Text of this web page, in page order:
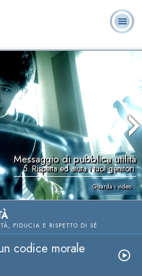
Ministri
Volontari
Domande
Messaggio di pubblica utilità
5. Rispetta ed aiuta i tuoi genitori.
Guarda i video
FIDUCIA E RISPETTO DI SÉ
codice morale